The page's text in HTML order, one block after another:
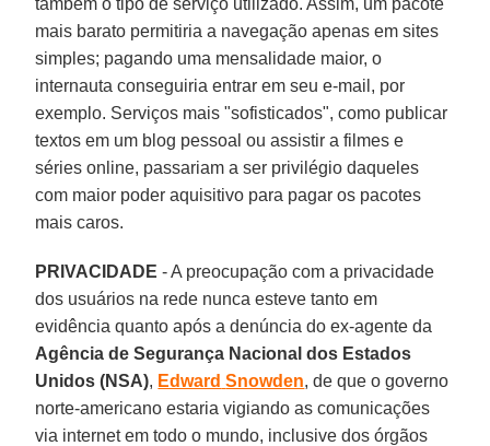
mais barato permitiria a navegação apenas em sites
simples; pagando uma mensalidade maior, o
internauta conseguiria entrar em seu e-mail, por
exemplo. Serviços mais "sofisticados", como publicar
textos em um blog pessoal ou assistir a filmes e
séries online, passariam a ser privilégio daqueles
com maior poder aquisitivo para pagar os pacotes
mais caros.
PRIVACIDADE - A preocupação com a privacidade
dos usuários na rede nunca esteve tanto em
evidência quanto após a denúncia do ex-agente da
Agência de Segurança Nacional dos Estados
Unidos (NSA), Edward Snowden, de que o governo
norte-americano estaria vigiando as comunicações
via internet em todo o mundo, inclusive dos órgãos